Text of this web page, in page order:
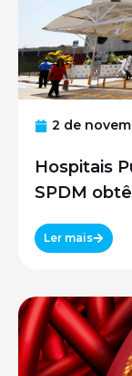
2 de
Hospitais
SPDM
Ler mais